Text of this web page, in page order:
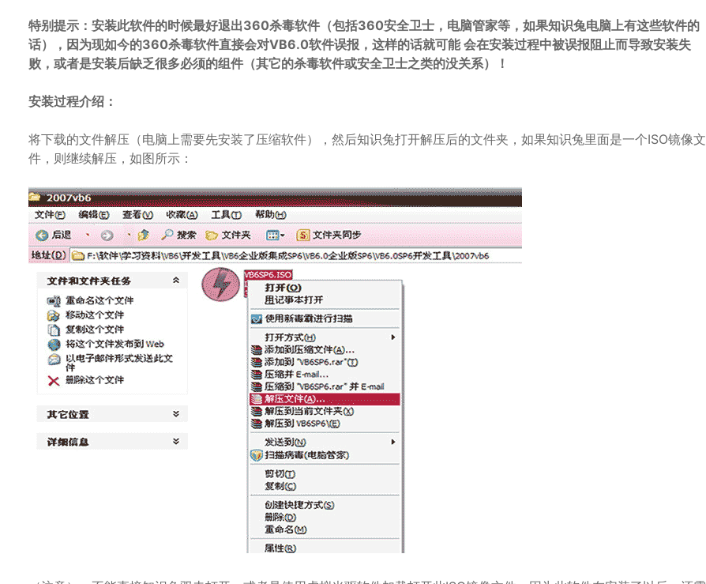
特别提示：安装此软件的时候最好退出360杀毒软件（包括360安全卫士，电脑管家等，如果知识兔电脑上有这些软件的
话），因为现如今的360杀毒软件直接会对VB6.0软件误报，这样的话就可能 会在安装过程中被误报阻止而导致安装失
败，或者是安装后缺乏很多必须的组件（其它的杀毒软件或安全卫士之类的没关系）！
安装过程介绍：
将下载的文件解压（电脑上需要先安装了压缩软件），然后知识兔打开解压后的文件夹，如果知识兔里面是一个ISO镜像文
件，则继续解压，如图所示：